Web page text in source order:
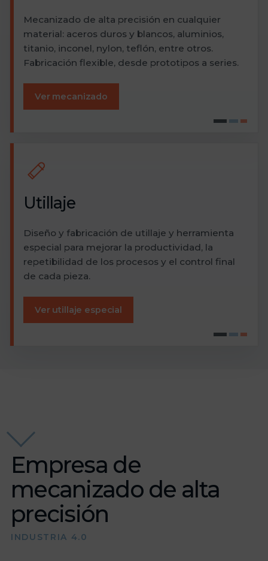
Mecanizado de alta precisión en cualquier
material: aceros duros y blancos, aluminios,
titanio, inconel, nylon, teflón, entre otros.
Fabricación flexible, desde prototipos a series.
Ver mecanizado
Utillaje
Diseño y fabricación de utillaje y herramienta
especial para mejorar la productividad, la
repetibilidad de los procesos y el control final
de cada pieza.
Ver utillaje especial
Empresa de
mecanizado de alta
precisión
INDUSTRIA 4.0